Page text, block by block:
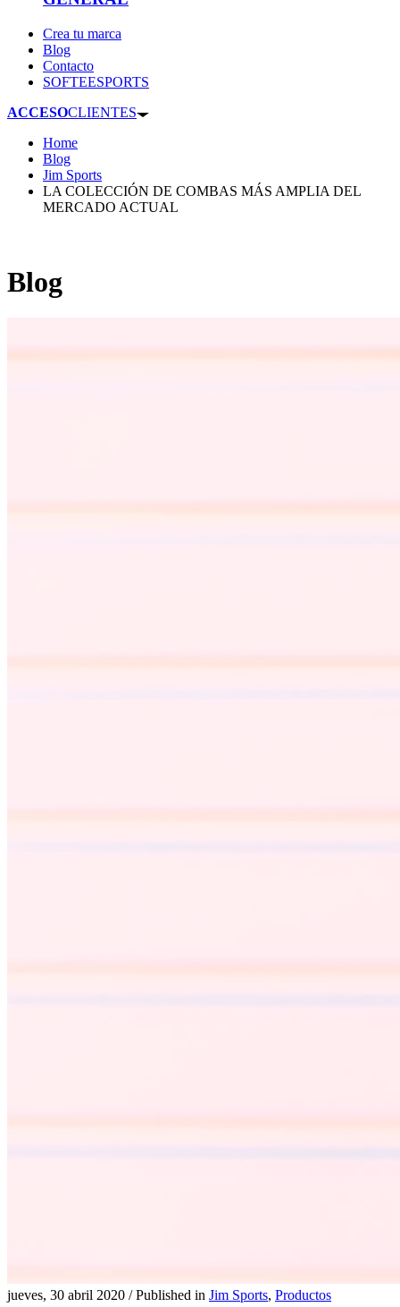
Crea tu marca
Blog
Contacto
SOFTEESPORTS
ACCESOCLIENTES
Home
Blog
Jim Sports
LA COLECCIÓN DE COMBAS MÁS AMPLIA DEL
MERCADO ACTUAL
Blog
jueves, 30 abril 2020 /Published in Jim Sports, Productos